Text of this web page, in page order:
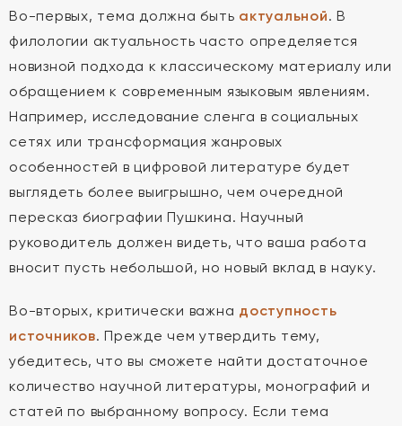
Во-первых, тема должна быть актуальной. В
филологии актуальность часто определяется
новизной подхода к классическому материалу или
обращением к современным языковым явлениям.
Например, исследование сленга в социальных
сетях или трансформация жанровых
особенностей в цифровой литературе будет
выглядеть более выигрышно, чем очередной
пересказ биографии Пушкина. Научный
руководитель должен видеть, что ваша работа
вносит пусть небольшой, но новый вклад в науку.
Во-вторых, критически важна доступность
источников. Прежде чем утвердить тему,
убедитесь, что вы сможете найти достаточное
количество научной литературы, монографий и
статей по выбранному вопросу. Если тема